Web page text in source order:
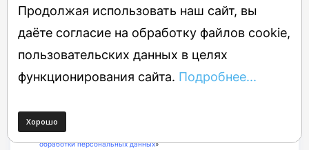
Получать ежедневно
Подписаться
Нажимая кнопку «
«Пользовательское соглашение»
обработки персональных данных»
Продолжая использовать наш сайт, вы
даёте согласие на обработку файлов cookie,
пользовательских данных в целях
функционирования сайта. Подробнее...